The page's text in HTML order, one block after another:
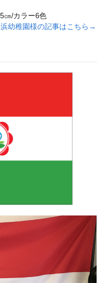
㎝/カラー6色
浜幼稚園様の記事はこちら→